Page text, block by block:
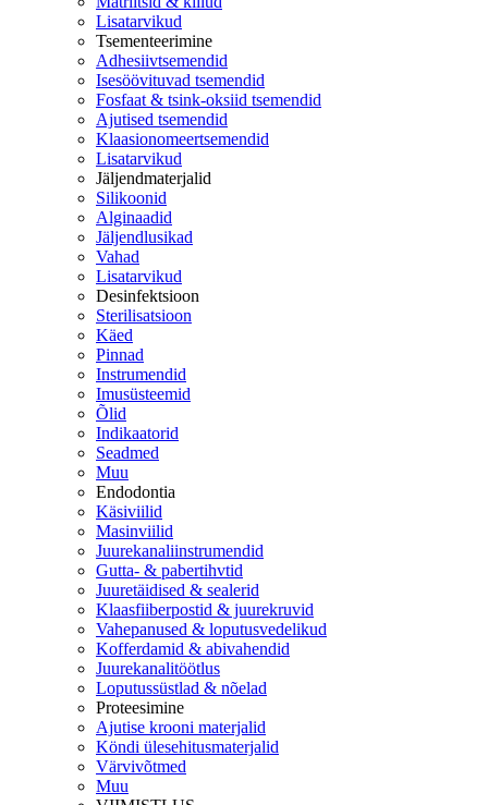
Lisatarvikud
Tsementeerimine
Adhesiivtsemendid
Isesöövituvad tsemendid
Fosfaat & tsink-oksiid tsemendid
Ajutised tsemendid
Klaasionomeertsemendid
Lisatarvikud
Jäljendmaterjalid
Silikoonid
Alginaadid
Jäljendlusikad
Vahad
Lisatarvikud
Desinfektsioon
Sterilisatsioon
Käed
Pinnad
Instrumendid
Imusüsteemid
Õlid
Indikaatorid
Seadmed
Muu
Endodontia
Käsiviilid
Masinviilid
Juurekanaliinstrumendid
Gutta- & pabertihvtid
Juuretäidised & sealerid
Klaasfiiberpostid & juurekruvid
Vahepanused & loputusvedelikud
Kofferdamid & abivahendid
Juurekanalitöötlus
Loputussüstlad & nõelad
Proteesimine
Ajutise krooni materjalid
Köndi ülesehitusmaterjalid
Värvivõtmed
Muu